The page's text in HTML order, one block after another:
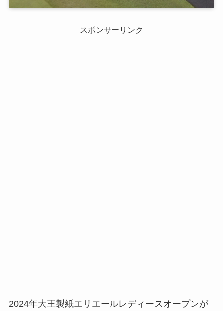
スポンサーリンク
2024年大王製紙エリエールレディースオープンが